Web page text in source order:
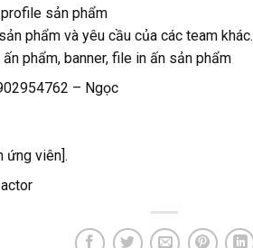
sản phẩm
phẩm và yêu cầu của các team khác.
phẩm, banner, file in ấn sản phẩm
– Ngọc
ứng viên].